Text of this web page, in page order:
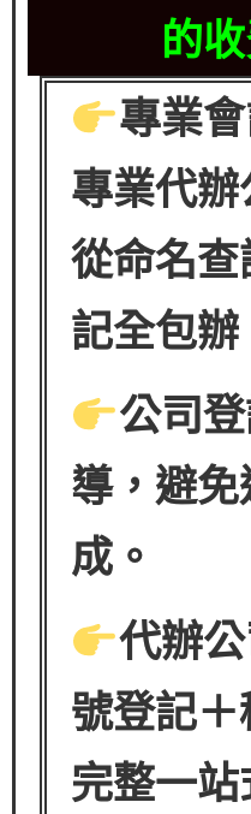
的收
專業
專業代辦
從命名
記全包辦
公司
導，避
成。
代辦
號登記＋
完整一站